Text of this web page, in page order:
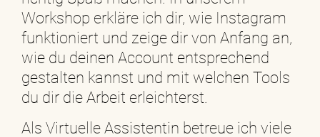
Workshop erkläre ich dir, wie Instagram
funktioniert und zeige dir von Anfang an,
wie du deinen Account entsprechend
gestalten kannst und mit welchen Tools
du dir die Arbeit erleichterst.
Als Virtuelle Assistentin betreue ich viele